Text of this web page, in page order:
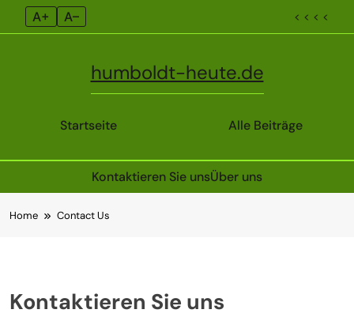
A+ A– < < < <
Startseite
humboldt-heute.de
Alle Beiträge
Kontaktieren Sie unsÜber uns
toHome Contact Us
Kontaktieren Sie uns